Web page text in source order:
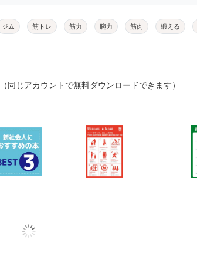
ジム 筋トレ 筋力 腕力 筋肉 鍛える
（同じアカウントで無料ダウンロードできます）